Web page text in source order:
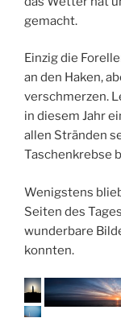
gemacht.
Einzig die
an den Haken,
verschmerzen.
in diesem Jahr
allen Stränden
Taschenkrebse
Wenigstens
Seiten des
wunderbare
konnten.